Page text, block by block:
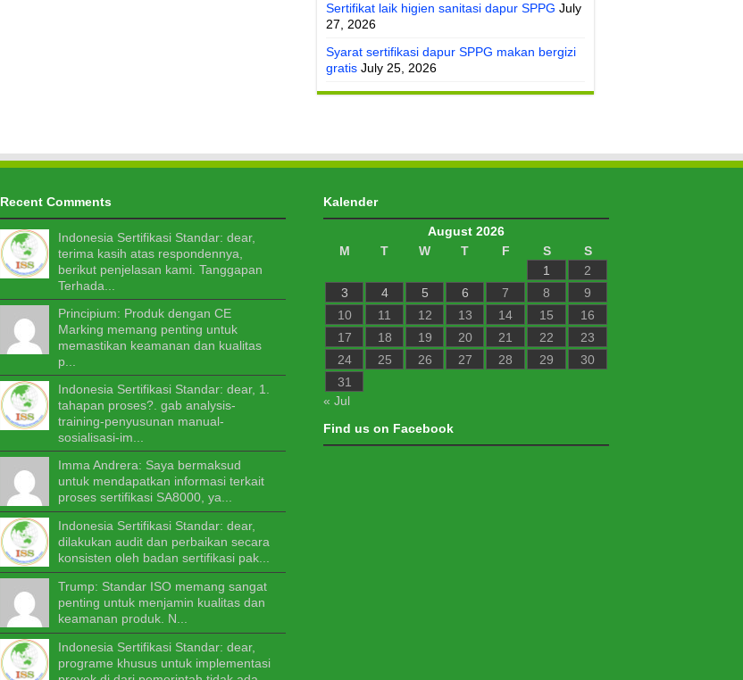
Sertifikat laik higien sanitasi dapur SPPG July
27, 2026
Syarat sertifikasi dapur SPPG makan bergizi
gratis July 25, 2026
Recent Comments
Indonesia Sertifikasi Standar: dear,
terima kasih atas respondennya,
berikut penjelasan kami. Tanggapan
Terhada...
Principium: Produk dengan CE
Marking memang penting untuk
memastikan keamanan dan kualitas
p...
Indonesia Sertifikasi Standar: dear, 1.
tahapan proses?. gab analysis-
training-penyusunan manual-
sosialisasi-im...
Imma Andrera: Saya bermaksud
untuk mendapatkan informasi terkait
proses sertifikasi SA8000, ya...
Indonesia Sertifikasi Standar: dear,
dilakukan audit dan perbaikan secara
konsisten oleh badan sertifikasi pak...
Trump: Standar ISO memang sangat
penting untuk menjamin kualitas dan
keamanan produk. N...
Indonesia Sertifikasi Standar: dear,
programe khusus untuk implementasi
Kalender
August 2026
M
T W T F S
S
1
2
3
4 5 6 7 8
9
10
11 12 13 14 15
16
17
18 19 20 21 22
23
24
25 26 27 28 29
30
31
« Jul
Find us on Facebook